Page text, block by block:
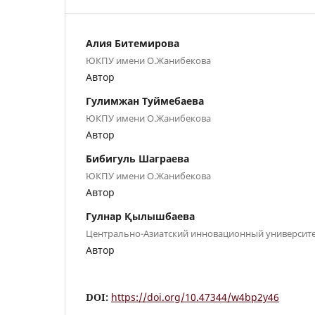
Алия Битемирова
ЮКПУ имени О.Жанибекова
Автор
Гулимжан Туймебаева
ЮКПУ имени О.Жанибекова
Автор
Бибигуль Шаграева
ЮКПУ имени О.Жанибекова
Автор
Гулнар Қылышбаева
Центрально-Азиатский инновационный
Автор
DOI: https://doi.org/10.47344/w4bp2y46